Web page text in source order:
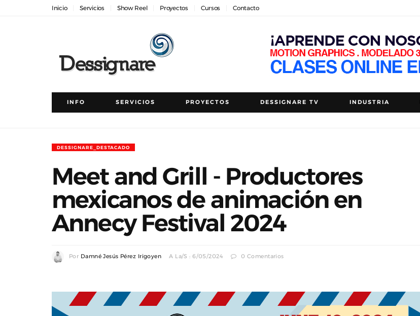
Inicio Servicios Show Reel Proyectos Cursos Contacto
INFO SERVICIOS PROYECTOS DESSIGNARE TV INDUSTRIA
DESSIGNARE_DESTACADO
Meet and Grill - Productores
mexicanos de animación en
Annecy Festival 2024
Por Damné Jesús Pérez Irigoyen A La/s : 6/05/2024 0 Comentarios